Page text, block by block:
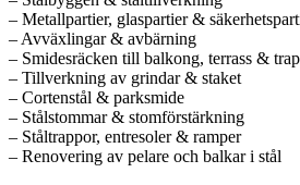
– Metallpartier, glaspartier &
– Avväxlingar & avbärning
– Smidesräcken till balkong, terrass &
– Tillverkning av grindar & staket
– Cortenstål & parksmide
– Stålstommar & stomförstärkning
– Ståltrappor, entresoler & ramper
– Renovering av pelare och balkar i stål